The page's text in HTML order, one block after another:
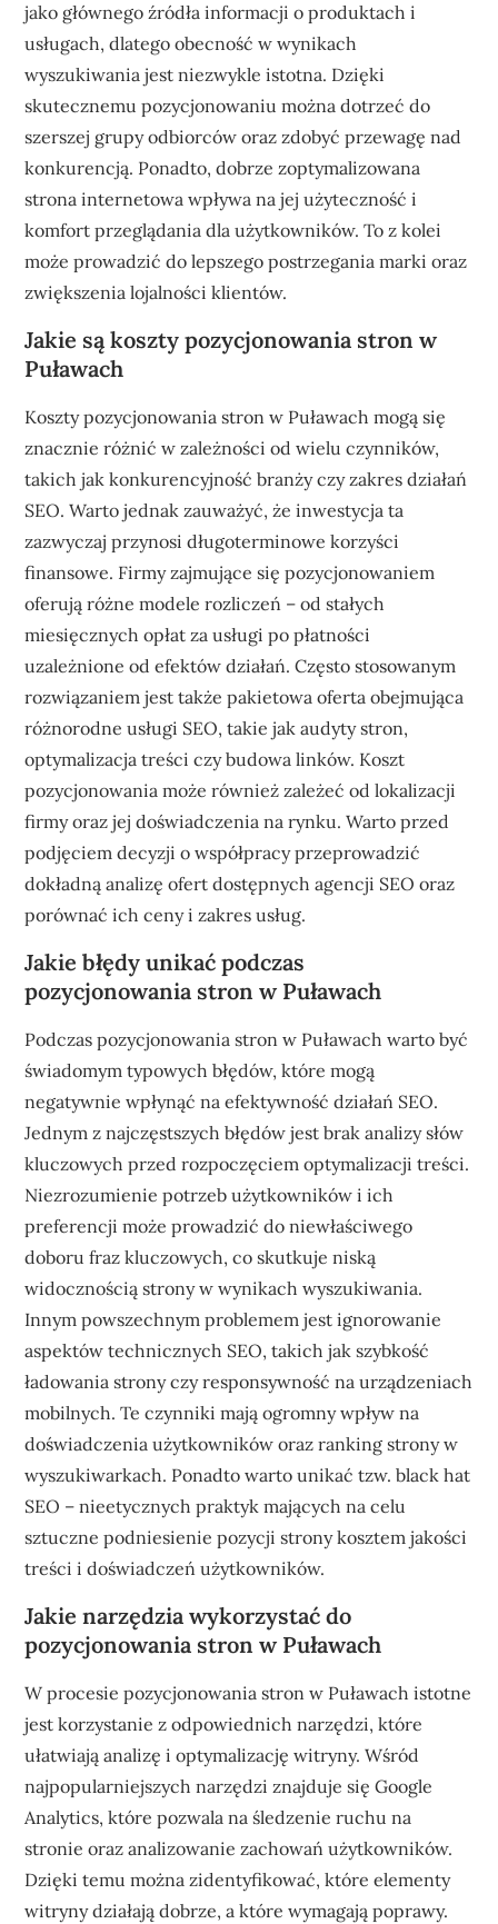
jako głównego źródła informacji o produktach i
usługach, dlatego obecność w wynikach
wyszukiwania jest niezwykle istotna. Dzięki
skutecznemu pozycjonowaniu można dotrzeć do
szerszej grupy odbiorców oraz zdobyć przewagę nad
konkurencją. Ponadto, dobrze zoptymalizowana
strona internetowa wpływa na jej użyteczność i
komfort przeglądania dla użytkowników. To z kolei
może prowadzić do lepszego postrzegania marki oraz
zwiększenia lojalności klientów.
Jakie są koszty pozycjonowania stron w
Puławach
Koszty pozycjonowania stron w Puławach mogą się
znacznie różnić w zależności od wielu czynników,
takich jak konkurencyjność branży czy zakres działań
SEO. Warto jednak zauważyć, że inwestycja ta
zazwyczaj przynosi długoterminowe korzyści
finansowe. Firmy zajmujące się pozycjonowaniem
oferują różne modele rozliczeń – od stałych
miesięcznych opłat za usługi po płatności
uzależnione od efektów działań. Często stosowanym
rozwiązaniem jest także pakietowa oferta obejmująca
różnorodne usługi SEO, takie jak audyty stron,
optymalizacja treści czy budowa linków. Koszt
pozycjonowania może również zależeć od lokalizacji
firmy oraz jej doświadczenia na rynku. Warto przed
podjęciem decyzji o współpracy przeprowadzić
dokładną analizę ofert dostępnych agencji SEO oraz
porównać ich ceny i zakres usług.
Jakie błędy unikać podczas
pozycjonowania stron w Puławach
Podczas pozycjonowania stron w Puławach warto być
świadomym typowych błędów, które mogą
negatywnie wpłynąć na efektywność działań SEO.
Jednym z najczęstszych błędów jest brak analizy słów
kluczowych przed rozpoczęciem optymalizacji treści.
Niezrozumienie potrzeb użytkowników i ich
preferencji może prowadzić do niewłaściwego
doboru fraz kluczowych, co skutkuje niską
widocznością strony w wynikach wyszukiwania.
Innym powszechnym problemem jest ignorowanie
aspektów technicznych SEO, takich jak szybkość
ładowania strony czy responsywność na urządzeniach
mobilnych. Te czynniki mają ogromny wpływ na
doświadczenia użytkowników oraz ranking strony w
wyszukiwarkach. Ponadto warto unikać tzw. black hat
SEO – nieetycznych praktyk mających na celu
sztuczne podniesienie pozycji strony kosztem jakości
treści i doświadczeń użytkowników.
Jakie narzędzia wykorzystać do
pozycjonowania stron w Puławach
W procesie pozycjonowania stron w Puławach istotne
jest korzystanie z odpowiednich narzędzi, które
ułatwiają analizę i optymalizację witryny. Wśród
najpopularniejszych narzędzi znajduje się Google
Analytics, które pozwala na śledzenie ruchu na
stronie oraz analizowanie zachowań użytkowników.
Dzięki temu można zidentyfikować, które elementy
witryny działają dobrze, a które wymagają poprawy.